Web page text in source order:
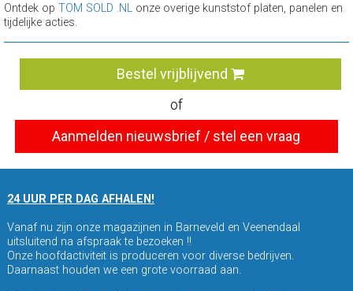
Ontdek op TOM SOLD .NL onze overige kunststof platen, panelen en
tijdelijke acties.
Bestel vrijblijvend
of
Aanmelden nieuwsbrief / stel een vraag
24 UUR PER DAG AFHALEN!
Vanaf nu zijn onze magazijnen in Barneveld en Veenendaal
uitsluitend na afspraak te bezoeken !!
Onze hoofdactiviteit is produceren voor diverse bedrijven.
Daarnaast houden we een grote voorraad aan.